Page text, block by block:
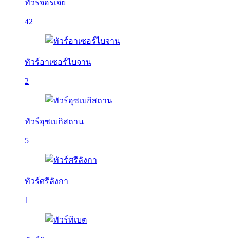
ทัวร์จอร์เจีย
42
ทัวร์อาเซอร์ไบจาน
2
ทัวร์อุซเบกิสถาน
5
ทัวร์ศรีลังกา
1